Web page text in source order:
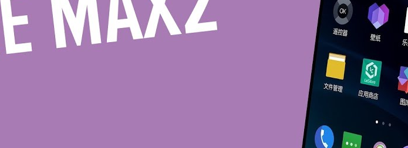
Обзор: жесткий диск LaCie Rugged RAID | Лайфхакер
Lifehackertv